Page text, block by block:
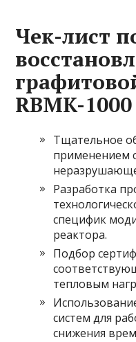
Чек-лист
RBMK-1000
Тщательное
применением
Разработка
специфик
реактора.
Подбор
тепловым
систем для
снижения